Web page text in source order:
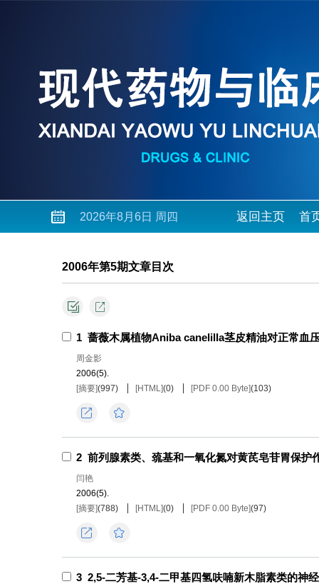
2026年8月6日 周四 返回主页 首
2006年第5期文章目次
1 蔷薇木属植物Aniba canelilla茎皮精油对正常血
周金影
2006(5).
[摘要](997) [HTML](0) [PDF 0.00 Byte](103)
2 前列腺素类、巯基和一氧化氮对黄芪皂苷胃保护
闫艳
2006(5).
[摘要](788) [HTML](0) [PDF 0.00 Byte](97)
3 2,5-二芳基-3,4-二甲基四氢呋喃新木脂素类的神